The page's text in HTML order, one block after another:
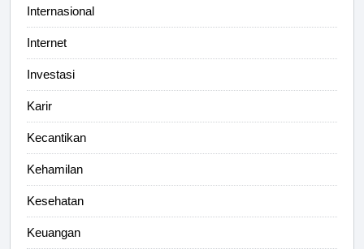
Internasional
Internet
Investasi
Karir
Kecantikan
Kehamilan
Kesehatan
Keuangan